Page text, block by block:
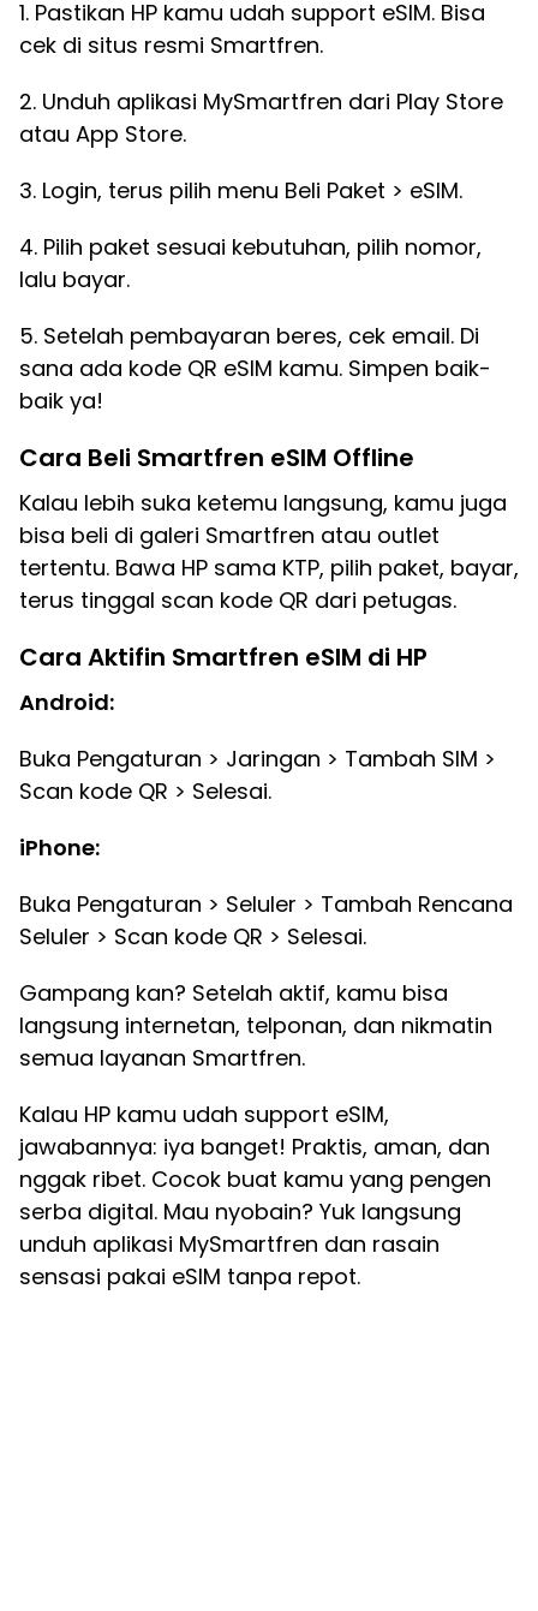
1. Pastikan HP kamu udah support eSIM. Bisa
cek di situs resmi Smartfren.
2. Unduh aplikasi MySmartfren dari Play Store
atau App Store.
3. Login, terus pilih menu Beli Paket > eSIM.
4. Pilih paket sesuai kebutuhan, pilih nomor,
lalu bayar.
5. Setelah pembayaran beres, cek email. Di
sana ada kode QR eSIM kamu. Simpen baik-
baik ya!
Cara Beli Smartfren eSIM Offline
Kalau lebih suka ketemu langsung, kamu juga
bisa beli di galeri Smartfren atau outlet
tertentu. Bawa HP sama KTP, pilih paket, bayar,
terus tinggal scan kode QR dari petugas.
Cara Aktifin Smartfren eSIM di HP
Android:
Buka Pengaturan > Jaringan > Tambah SIM >
Scan kode QR > Selesai.
iPhone:
Buka Pengaturan > Seluler > Tambah Rencana
Seluler > Scan kode QR > Selesai.
Gampang kan? Setelah aktif, kamu bisa
langsung internetan, telponan, dan nikmatin
semua layanan Smartfren.
Kalau HP kamu udah support eSIM,
jawabannya: iya banget! Praktis, aman, dan
nggak ribet. Cocok buat kamu yang pengen
serba digital. Mau nyobain? Yuk langsung
unduh aplikasi MySmartfren dan rasain
sensasi pakai eSIM tanpa repot.